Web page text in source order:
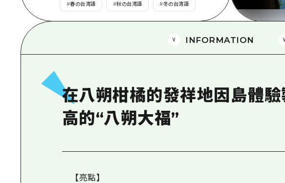
#春の台湾語 #秋の台湾語 #冬の台湾語
INFORMATION
在八朔柑橘的發祥地因島體
高的“八朔大福”
【亮點】